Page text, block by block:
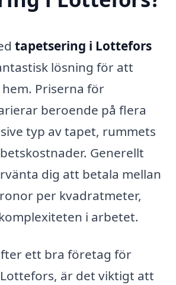
tapetsering i Lottefors
lösning för att
Priserna för
beroende på flera
typ av tapet, rummets
Generellt
dig att betala mellan
per kvadratmeter,
i arbetet.
ett bra företag för
är det viktigt att